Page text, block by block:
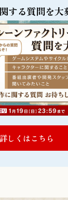
する質問を大
詳しくはこちら